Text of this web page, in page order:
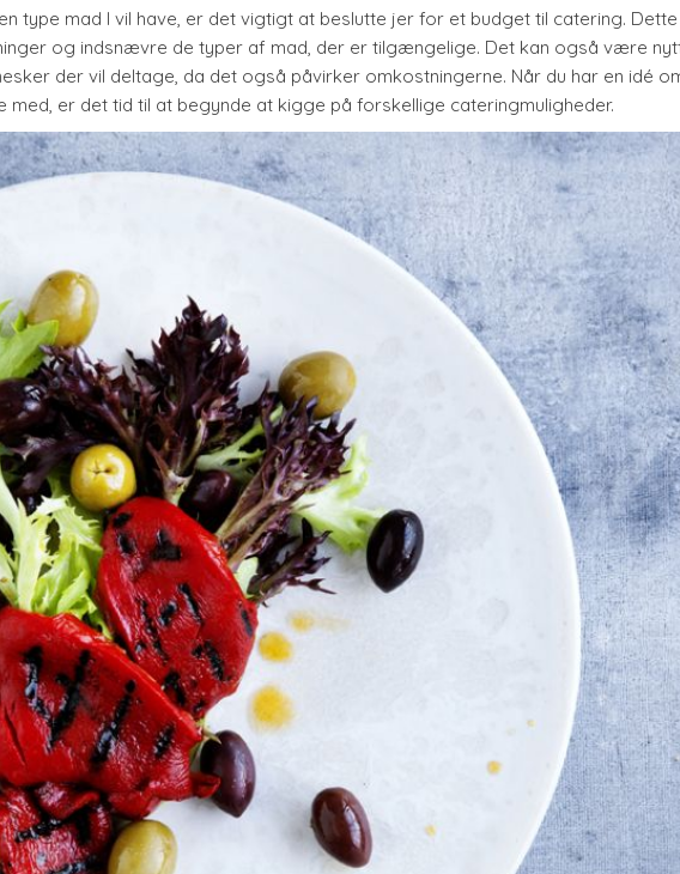
type mad I vil have, er det vigtigt at beslutte jer for et budget til catering. Dette
og indsnævre de typer af mad, der er tilgængelige. Det kan også være
der vil deltage, da det også påvirker omkostningerne. Når du har en idé
med, er det tid til at begynde at kigge på forskellige cateringmuligheder.